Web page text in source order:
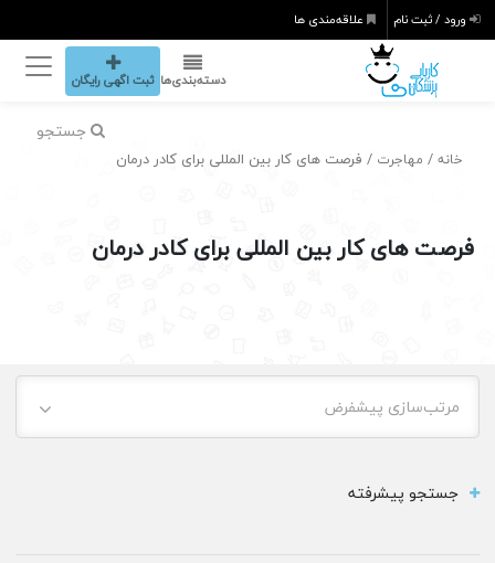
ورود / ثبت نام علاقه‌مندی ها
دسته‌بندی‌ها ثبت اگهی رایگان
جستجو
خانه / مهاجرت / فرصت های کار بین المللی برای کادر درمان
فرصت های کار بین المللی برای کادر درمان
مرتب‌سازی پیشفرض
جستجو پیشرفته